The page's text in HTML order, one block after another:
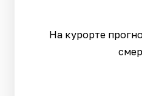
На курорте